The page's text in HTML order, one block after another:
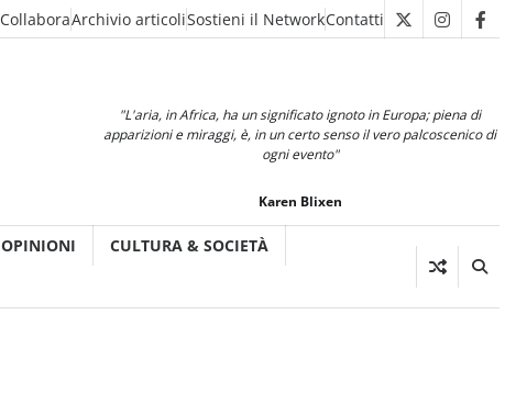
CollaboraArchivio articoliSostieni il NetworkContatti X
"L'aria, in Africa, ha un significato ignoto in Europa; piena di
apparizioni e miraggi, è, in un certo senso il vero palcoscenico di
ogni evento"
Karen Blixen
OPINIONI
CULTURA & SOCIETÀ